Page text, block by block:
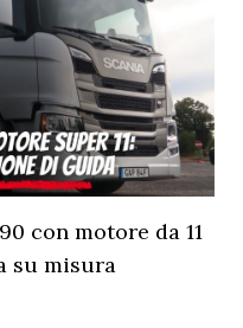
con motore da 11
su misura